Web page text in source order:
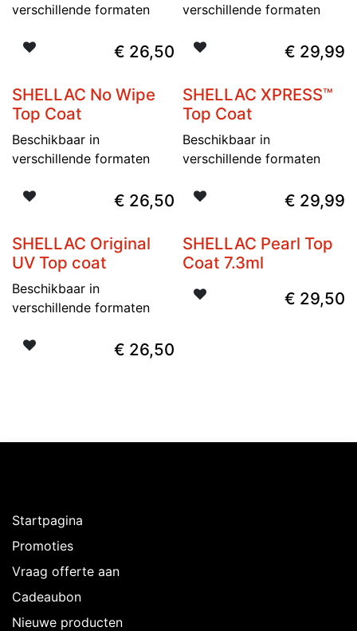
verschillende formaten
€ 26,50
verschillende formaten
€ 29,99
SHELLAC No Wipe
Top Coat
Beschikbaar in
verschillende formaten
€ 26,50
SHELLAC XPRESS™
Top Coat
Beschikbaar in
verschillende formaten
€ 29,99
SHELLAC Original
UV Top coat
Beschikbaar in
verschillende formaten
€ 26,50
SHELLAC Pearl Top
Coat 7.3ml
€ 29,50
Startpagina
Promoties
Vraag offerte aan
Cadeaubon
Nieuwe producten